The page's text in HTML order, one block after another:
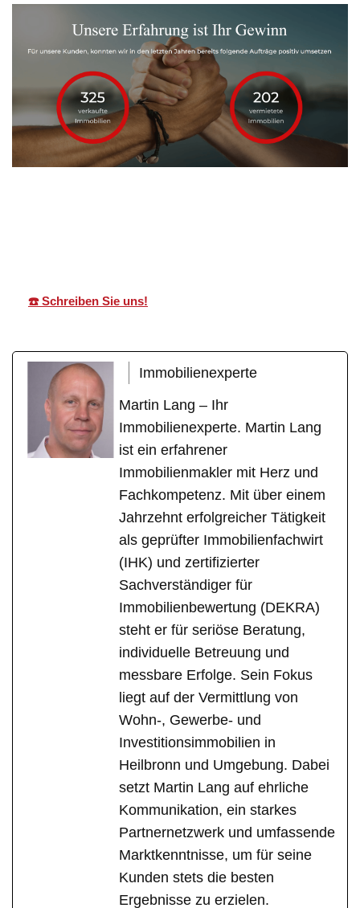
☎️ Schreiben Sie uns!
Immobilienexperte
Martin Lang – Ihr
Immobilienexperte. Martin Lang
ist ein erfahrener
Immobilienmakler mit Herz und
Fachkompetenz. Mit über einem
Jahrzehnt erfolgreicher Tätigkeit
als geprüfter Immobilienfachwirt
(IHK) und zertifizierter
Sachverständiger für
Immobilienbewertung (DEKRA)
steht er für seriöse Beratung,
individuelle Betreuung und
messbare Erfolge. Sein Fokus
liegt auf der Vermittlung von
Wohn-, Gewerbe- und
Investitionsimmobilien in
Heilbronn und Umgebung. Dabei
setzt Martin Lang auf ehrliche
Kommunikation, ein starkes
Partnernetzwerk und umfassende
Marktkenntnisse, um für seine
Kunden stets die besten
Ergebnisse zu erzielen.